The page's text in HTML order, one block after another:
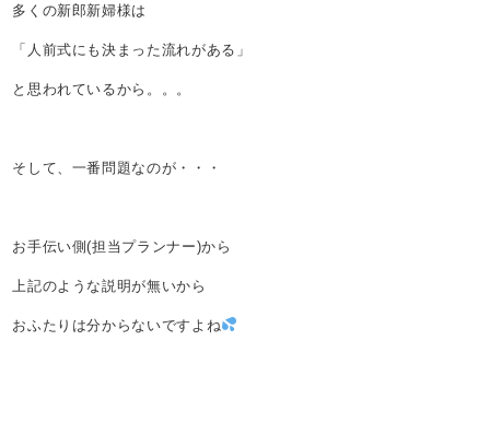
多くの新郎新婦様は
「人前式にも決まった流れがある」
と思われているから。。。
そして、一番問題なのが・・・
お手伝い側(担当プランナー)から
上記のような説明が無いから
おふたりは分からないですよね